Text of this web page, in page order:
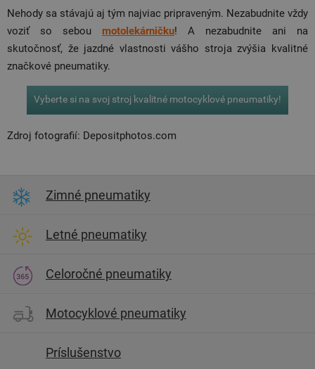
Nehody sa stávajú aj tým najviac pripraveným. Nezabudnite vždy
voziť so sebou motolekárničku! A nezabudnite ani na
skutočnosť, že jazdné vlastnosti vášho stroja zvýšia kvalitné
značkové pneumatiky.
Vyberte si na svoj stroj kvalitné motocyklové pneumatiky!
Zdroj fotografií: Depositphotos.com
Zimné pneumatiky
Letné pneumatiky
Celoročné pneumatiky
Motocyklové pneumatiky
Príslušenstvo